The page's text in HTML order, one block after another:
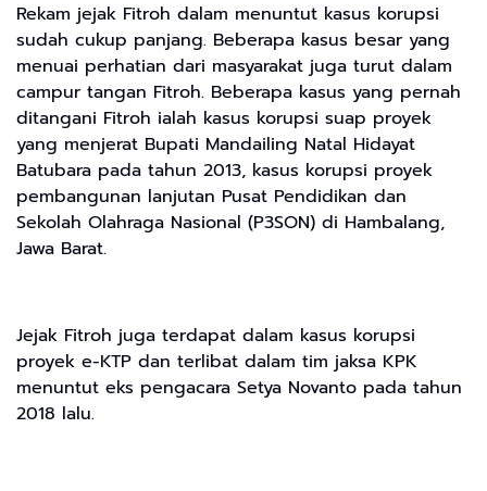
Rekam jejak Fitroh dalam menuntut kasus korupsi
sudah cukup panjang. Beberapa kasus besar yang
menuai perhatian dari masyarakat juga turut dalam
campur tangan Fitroh. Beberapa kasus yang pernah
ditangani Fitroh ialah kasus korupsi suap proyek
yang menjerat Bupati Mandailing Natal Hidayat
Batubara pada tahun 2013, kasus korupsi proyek
pembangunan lanjutan Pusat Pendidikan dan
Sekolah Olahraga Nasional (P3SON) di Hambalang,
Jawa Barat.
Jejak Fitroh juga terdapat dalam kasus korupsi
proyek e-KTP dan terlibat dalam tim jaksa KPK
menuntut eks pengacara Setya Novanto pada tahun
2018 lalu.